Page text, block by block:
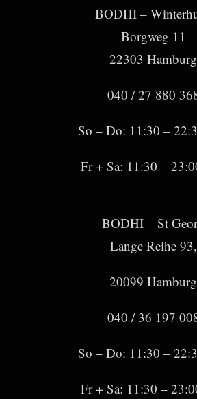
BODHI –
Borgweg 11
22303 Hamburg
040 / 27 880
So – Do: 11:30 –
Fr + Sa: 11:30 –
BODHI – St
Lange Reihe 93,
20099 Hamburg
040 / 36 197
So – Do: 11:30 –
Fr + Sa: 11:30 –